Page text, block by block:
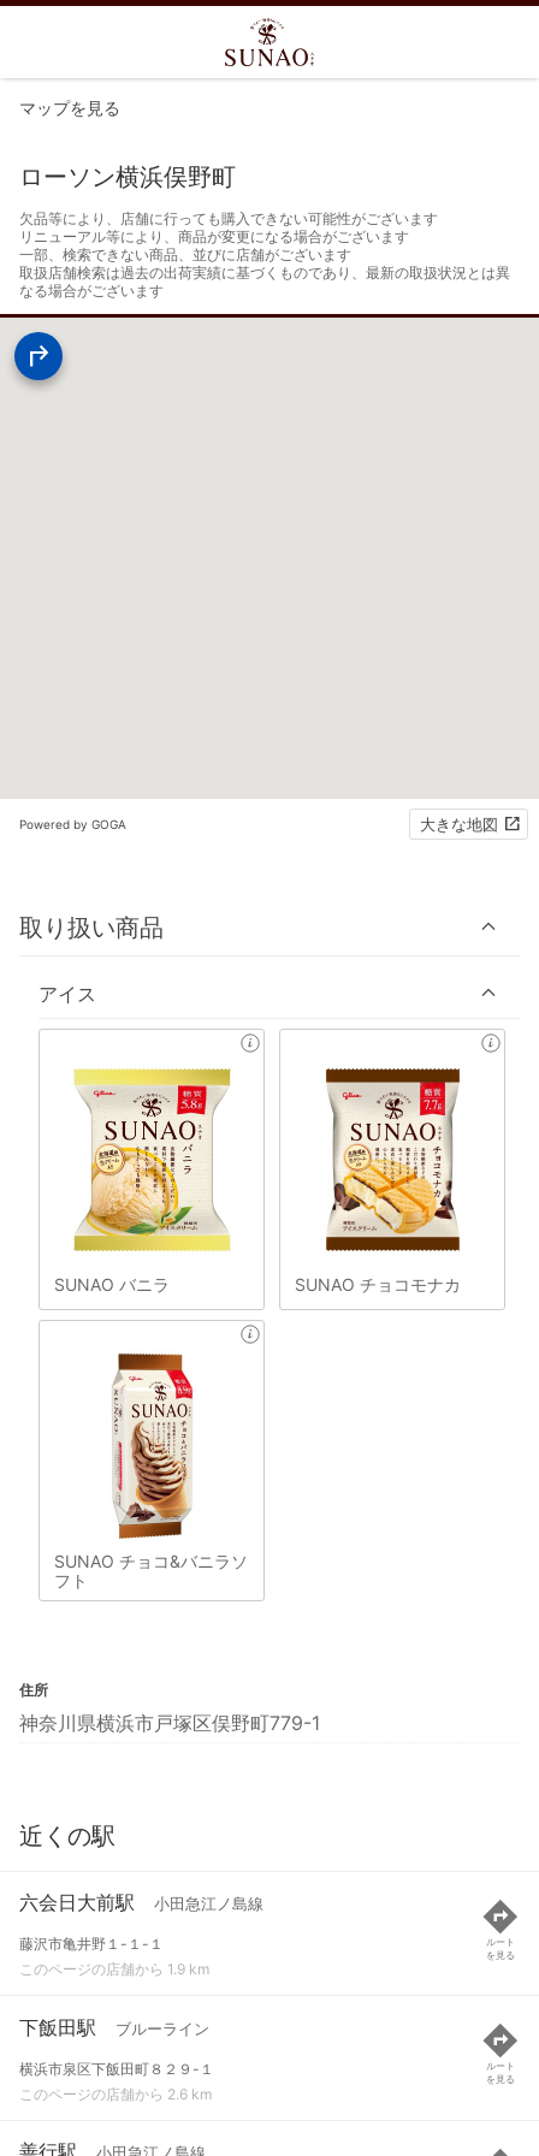
マップを見る
ローソン横浜俣野町
欠品等により、店舗に行っても購入できない可能性がございます
リニューアル等により、商品が変更になる場合がございます
一部、検索できない商品、並びに店舗がございます
取扱店舗検索は過去の出荷実績に基づくものであり、最新の取扱状況とは異
なる場合がございます
Powered by GOGA 大きな地図
取り扱い商品
アイス
SUNAO バニラ SUNAO チョコモナカ
SUNAO チョコ&バニラソ
フト
住所
神奈川県横浜市戸塚区俣野町779-1
近くの駅
六会日大前駅 小田急江ノ島線
藤沢市亀井野１-１-１
このページの店舗から 1.9 km
ルート
を見る
下飯田駅 ブルーライン
横浜市泉区下飯田町８２９-１
このページの店舗から 2.6 km
ルート
を見る
善行駅